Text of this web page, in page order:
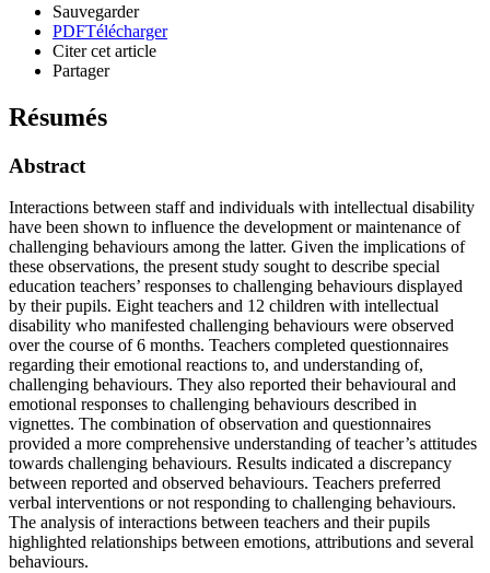
Sauvegarder
PDFTélécharger
Citer cet article
Partager
Résumés
Abstract
Interactions between staff and individuals with intellectual disability
have been shown to influence the development or maintenance of
challenging behaviours among the latter. Given the implications of
these observations, the present study sought to describe special
education teachers’ responses to challenging behaviours displayed
by their pupils. Eight teachers and 12 children with intellectual
disability who manifested challenging behaviours were observed
over the course of 6 months. Teachers completed questionnaires
regarding their emotional reactions to, and understanding of,
challenging behaviours. They also reported their behavioural and
emotional responses to challenging behaviours described in
vignettes. The combination of observation and questionnaires
provided a more comprehensive understanding of teacher’s attitudes
towards challenging behaviours. Results indicated a discrepancy
between reported and observed behaviours. Teachers preferred
verbal interventions or not responding to challenging behaviours.
The analysis of interactions between teachers and their pupils
highlighted relationships between emotions, attributions and several
behaviours.